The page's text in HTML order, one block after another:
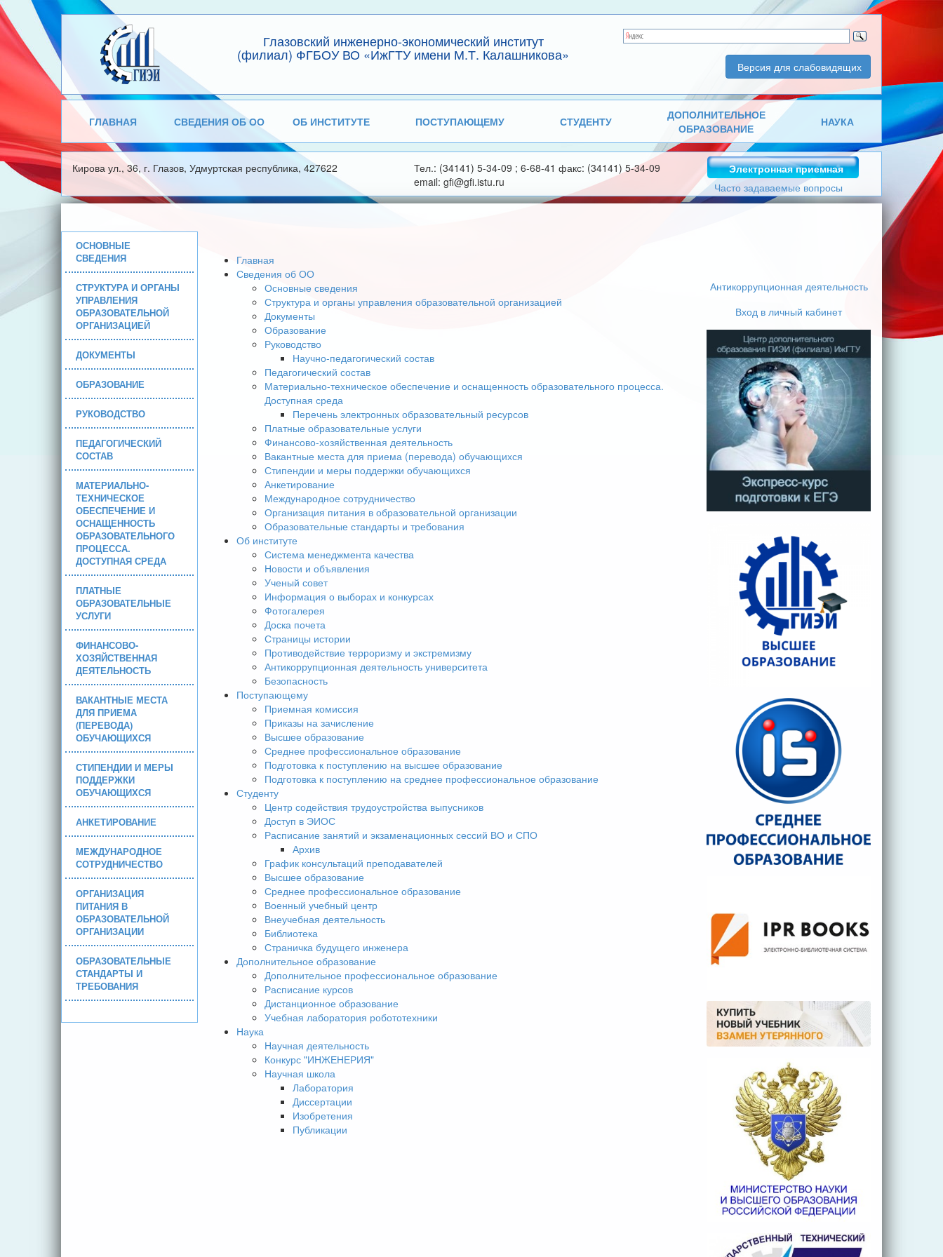
Глазовский инженерно-экономический институт
(филиал) ФГБОУ ВО «ИжГТУ имени М.Т. Калашникова»
Версия для слабовидящих
ГЛАВНАЯ СВЕДЕНИЯ ОБ ОО ОБ ИНСТИТУТЕ ПОСТУПАЮЩЕМУ СТУДЕНТУ
ДОПОЛНИТЕЛЬНОЕ
ОБРАЗОВАНИЕ
НАУКА
Кирова ул., 36, г. Глазов, Удмуртская республика, 427622
Тел.: (34141) 5-34-09 ; 6-68-41 факс: (34141) 5-34-09
email: gfi@gfi.istu.ru
Электронная приемная
Часто задаваемые вопросы
ОСНОВНЫЕ
СВЕДЕНИЯ
СТРУКТУРА И ОРГАНЫ
УПРАВЛЕНИЯ
ОБРАЗОВАТЕЛЬНОЙ
ОРГАНИЗАЦИЕЙ
ДОКУМЕНТЫ
ОБРАЗОВАНИЕ
РУКОВОДСТВО
ПЕДАГОГИЧЕСКИЙ
СОСТАВ
МАТЕРИАЛЬНО-
ТЕХНИЧЕСКОЕ
ОБЕСПЕЧЕНИЕ И
ОСНАЩЕННОСТЬ
ОБРАЗОВАТЕЛЬНОГО
ПРОЦЕССА.
ДОСТУПНАЯ СРЕДА
ПЛАТНЫЕ
ОБРАЗОВАТЕЛЬНЫЕ
УСЛУГИ
ФИНАНСОВО-
ХОЗЯЙСТВЕННАЯ
ДЕЯТЕЛЬНОСТЬ
ВАКАНТНЫЕ МЕСТА
ДЛЯ ПРИЕМА
(ПЕРЕВОДА)
ОБУЧАЮЩИХСЯ
СТИПЕНДИИ И МЕРЫ
ПОДДЕРЖКИ
ОБУЧАЮЩИХСЯ
АНКЕТИРОВАНИЕ
МЕЖДУНАРОДНОЕ
СОТРУДНИЧЕСТВО
ОРГАНИЗАЦИЯ
ПИТАНИЯ В
ОБРАЗОВАТЕЛЬНОЙ
ОРГАНИЗАЦИИ
ОБРАЗОВАТЕЛЬНЫЕ
СТАНДАРТЫ И
ТРЕБОВАНИЯ
Главная
Сведения об ОО
Основные сведения
Структура и органы управления образовательной организацией
Документы
Образование
Руководство
Научно-педагогический состав
Педагогический состав
Материально-техническое обеспечение и оснащенность образовательного процесса.
Доступная среда
Перечень электронных образовательный ресурсов
Платные образовательные услуги
Финансово-хозяйственная деятельность
Вакантные места для приема (перевода) обучающихся
Стипендии и меры поддержки обучающихся
Анкетирование
Международное сотрудничество
Организация питания в образовательной организации
Образовательные стандарты и требования
Об институте
Система менеджмента качества
Новости и объявления
Ученый совет
Информация о выборах и конкурсах
Фотогалерея
Доска почета
Страницы истории
Противодействие терроризму и экстремизму
Антикоррупционная деятельность университета
Безопасность
Поступающему
Приемная комиссия
Приказы на зачисление
Высшее образование
Среднее профессиональное образование
Подготовка к поступлению на высшее образование
Подготовка к поступлению на среднее профессиональное образование
Студенту
Центр содействия трудоустройства выпусников
Доступ в ЭИОС
Расписание занятий и экзаменационных сессий ВО и СПО
Архив
График консультаций преподавателей
Высшее образование
Среднее профессиональное образование
Военный учебный центр
Внеучебная деятельность
Библиотека
Страничка будущего инженера
Дополнительное образование
Дополнительное профессиональное образование
Расписание курсов
Дистанционное образование
Учебная лаборатория робототехники
Наука
Научная деятельность
Конкурс "ИНЖЕНЕРИЯ"
Научная школа
Лаборатория
Диссертации
Изобретения
Публикации
Антикоррупционная деятельность
Вход в личный кабинет